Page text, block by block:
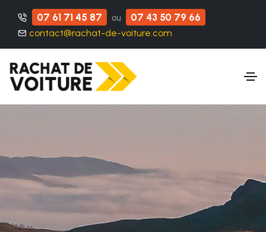
07 61 71 45 87 ou 07 43 50 79 66
contact@rachat-de-voiture.com